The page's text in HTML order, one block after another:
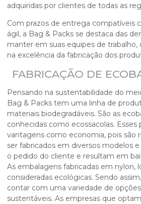
adquiridas por clientes de todas as
Com prazos de entrega compatíveis
ágil, a Bag & Packs se destaca das
manter em suas equipes de
na excelência da fabricação dos
FABRICAÇÃO DE
Pensando na sustentabilidade do
Bag & Packs tem uma linha de
materiais biodegradáveis. São as
conhecidas como ecossacolas.
vantagens como economia, pois são
ser fabricados em diversos modelos
o pedido do cliente e resultam em
As embalagens fabricadas em nylon,
consideradas ecológicas. Sendo
contar com uma variedade de
sustentáveis. As empresas que